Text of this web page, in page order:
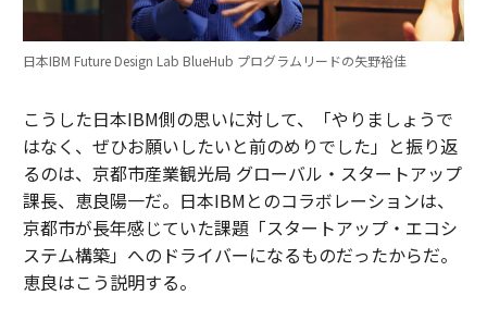
日本IBM Future Design Lab BlueHub プログラムリードの矢野裕佳
こうした日本IBM側の思いに対して、「やりましょうで
はなく、ぜひお願いしたいと前のめりでした」と振り返
るのは、京都市産業観光局 グローバル・スタートアップ
課長、恵良陽一だ。日本IBMとのコラボレーションは、
京都市が長年感じていた課題「スタートアップ・エコシ
ステム構築」へのドライバーになるものだったからだ。
恵良はこう説明する。